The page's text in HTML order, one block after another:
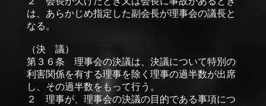
は、あらかじめ指定した副会長が理事会の議長と
なる。
（決 議）
第３６条 理事会の決議は、決議について特別の
利害関係を有する理事を除く理事の過半数が出席
し、その過半数をもって行う。
２ 理事が、理事会の決議の目的である事項につ